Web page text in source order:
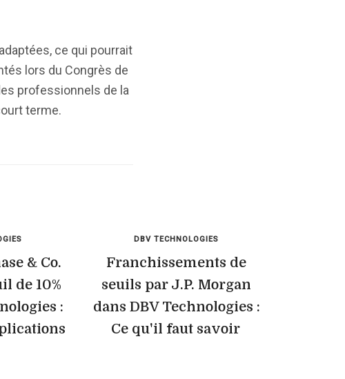
ce qui pourrait
lors du Congrès de
professionnels de la
terme.
& Co.
de 10%
:
DBV TECHNOLOGIES
Franchissements de
seuils par J.P. Morgan
dans DBV Technologies :
Ce qu'il faut savoir